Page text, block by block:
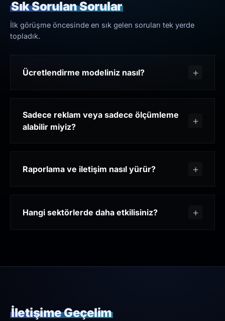
Sık Sorulan Sorular
İlk görüşme öncesinde en sık gelen soruları tek yerde
topladık.
Ücretlendirme modeliniz nasıl?
Sadece reklam veya sadece ölçümleme
alabilir miyiz?
Raporlama ve iletişim nasıl yürür?
Hangi sektörlerde daha etkilisiniz?
İletişime Geçelim